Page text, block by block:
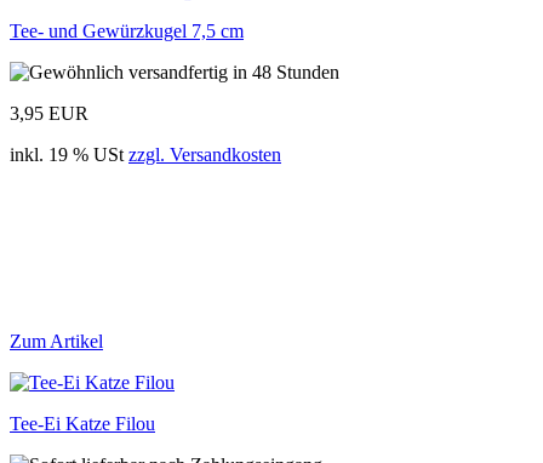
Tee- und Gewürzkugel 7,5 cm
3,95 EUR
inkl. 19 % USt zzgl. Versandkosten
Zum Artikel
Tee-Ei Katze Filou